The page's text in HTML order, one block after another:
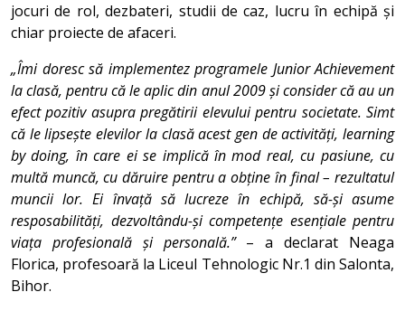
jocuri de rol, dezbateri, studii de caz, lucru în echipă și
chiar proiecte de afaceri.
„Îmi doresc să implementez programele Junior Achievement
la clasă, pentru că le aplic din anul 2009 și consider că au un
efect pozitiv asupra pregătirii elevului pentru societate. Simt
că le lipsește elevilor la clasă acest gen de activități, learning
by doing, în care ei se implică în mod real, cu pasiune, cu
multă muncă, cu dăruire pentru a obține în final – rezultatul
muncii lor. Ei învață să lucreze în echipă, să-și asume
resposabilități, dezvoltându-și competențe esențiale pentru
viața profesională și personală.”– a declarat Neaga
Florica, profesoară la Liceul Tehnologic Nr.1 din Salonta,
Bihor.